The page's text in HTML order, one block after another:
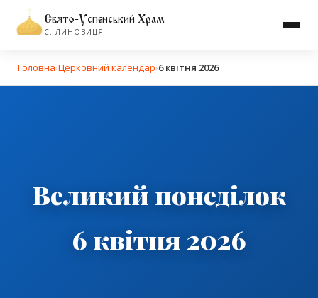
Свято-Успенський Храм
С. ЛИНОВИЦЯ
Головна›Церковний календар›6 квітня 2026
Великий понеділок
6 квітня 2026